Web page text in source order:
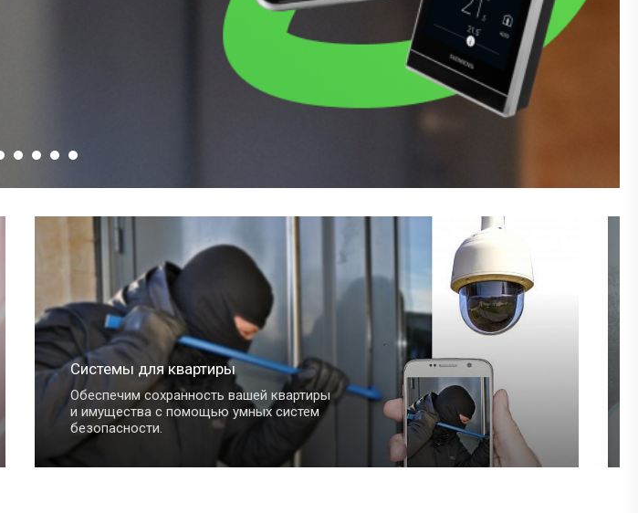
Система "Умный дом"
Такая система устройств дома,
способная решать ежедневные задачи
без непосредственного участия
пользователя, очень упрощает быт.